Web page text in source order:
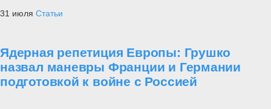
31 июля Статьи
Ядерная репетиция Европы: Грушко
назвал маневры Франции и Германии
подготовкой к войне с Россией